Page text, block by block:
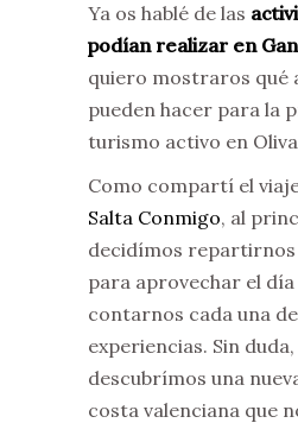
Ya os hablé de las
podían realizar en
quiero mostraros qué
pueden hacer para la
turismo activo en
Como compartí el
Salta Conmigo, al
decidímos repartirnos
para aprovechar el día
contarnos cada una
experiencias. Sin
descubrímos una
costa valenciana que